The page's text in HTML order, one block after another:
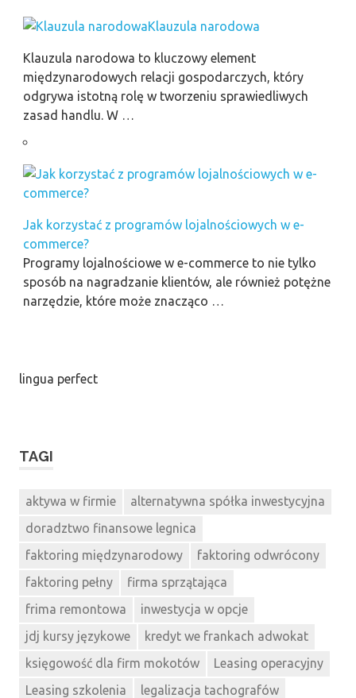
Klauzula narodowa
Klauzula narodowa to kluczowy element
międzynarodowych relacji gospodarczych, który
odgrywa istotną rolę w tworzeniu sprawiedliwych
zasad handlu. W …
Jak korzystać z programów lojalnościowych w e-
commerce?
Programy lojalnościowe w e-commerce to nie tylko
sposób na nagradzanie klientów, ale również potężne
narzędzie, które może znacząco …
lingua perfect
TAGI
aktywa w firmie
alternatywna spółka inwestycyjna
doradztwo finansowe legnica
faktoring międzynarodowy
faktoring odwrócony
faktoring pełny
firma sprzątająca
frima remontowa
inwestycja w opcje
jdj kursy językowe
kredyt we frankach adwokat
księgowość dla firm mokotów
Leasing operacyjny
Leasing szkolenia
legalizacja tachografów